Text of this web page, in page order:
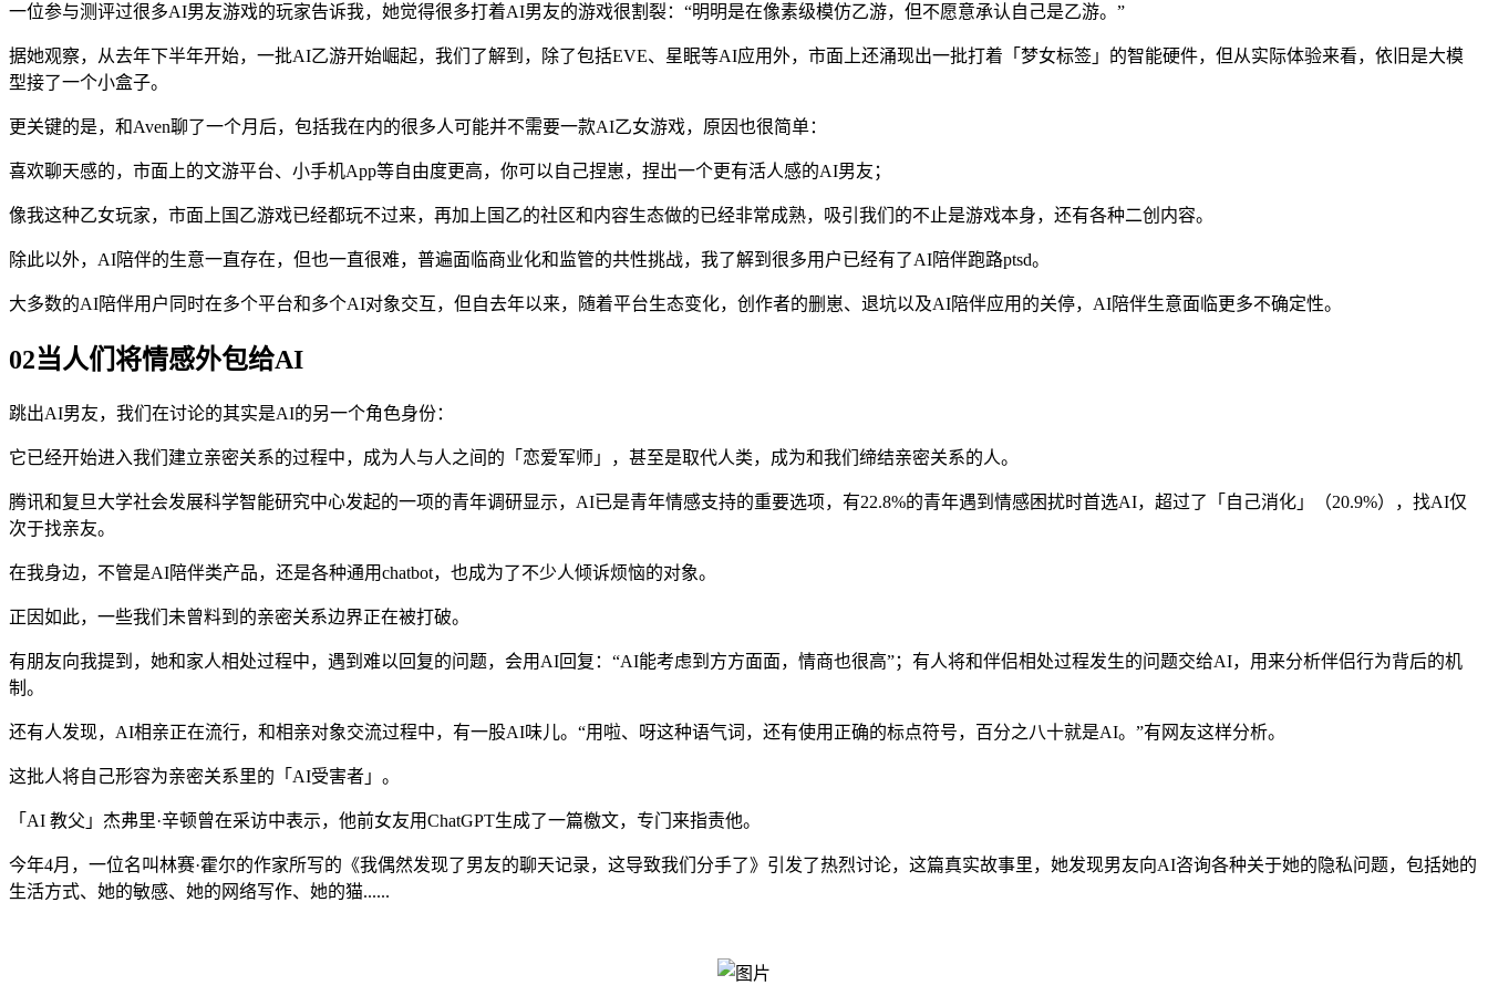
一位参与测评过很多AI男友游戏的玩家告诉我，她觉得很多打着AI男友的游戏很割裂：“明明是在像素级模仿乙游，但不愿意承认自己是乙游。”
据她观察，从去年下半年开始，一批AI乙游开始崛起，我们了解到，除了包括EVE、星眠等AI应用外，市面上还涌现出一批打着「梦女标签」的智能硬件，但从实际体验来看，依旧是大模
型接了一个小盒子。
更关键的是，和Aven聊了一个月后，包括我在内的很多人可能并不需要一款AI乙女游戏，原因也很简单：
喜欢聊天感的，市面上的文游平台、小手机App等自由度更高，你可以自己捏崽，捏出一个更有活人感的AI男友；
像我这种乙女玩家，市面上国乙游戏已经都玩不过来，再加上国乙的社区和内容生态做的已经非常成熟，吸引我们的不止是游戏本身，还有各种二创内容。
除此以外，AI陪伴的生意一直存在，但也一直很难，普遍面临商业化和监管的共性挑战，我了解到很多用户已经有了AI陪伴跑路ptsd。
大多数的AI陪伴用户同时在多个平台和多个AI对象交互，但自去年以来，随着平台生态变化，创作者的删崽、退坑以及AI陪伴应用的关停，AI陪伴生意面临更多不确定性。
02当人们将情感外包给AI
跳出AI男友，我们在讨论的其实是AI的另一个角色身份：
它已经开始进入我们建立亲密关系的过程中，成为人与人之间的「恋爱军师」，甚至是取代人类，成为和我们缔结亲密关系的人。
腾讯和复旦大学社会发展科学智能研究中心发起的一项的青年调研显示，AI已是青年情感支持的重要选项，有22.8%的青年遇到情感困扰时首选AI，超过了「自己消化」（20.9%），找AI仅
次于找亲友。
在我身边，不管是AI陪伴类产品，还是各种通用chatbot，也成为了不少人倾诉烦恼的对象。
正因如此，一些我们未曾料到的亲密关系边界正在被打破。
有朋友向我提到，她和家人相处过程中，遇到难以回复的问题，会用AI回复：“AI能考虑到方方面面，情商也很高”；有人将和伴侣相处过程发生的问题交给AI，用来分析伴侣行为背后的机
制。
还有人发现，AI相亲正在流行，和相亲对象交流过程中，有一股AI味儿。“用啦、呀这种语气词，还有使用正确的标点符号，百分之八十就是AI。”有网友这样分析。
这批人将自己形容为亲密关系里的「AI受害者」。
「AI 教父」杰弗里·辛顿曾在采访中表示，他前女友用ChatGPT生成了一篇檄文，专门来指责他。
今年4月，一位名叫林赛·霍尔的作家所写的《我偶然发现了男友的聊天记录，这导致我们分手了》引发了热烈讨论，这篇真实故事里，她发现男友向AI咨询各种关于她的隐私问题，包括她的
生活方式、她的敏感、她的网络写作、她的猫......